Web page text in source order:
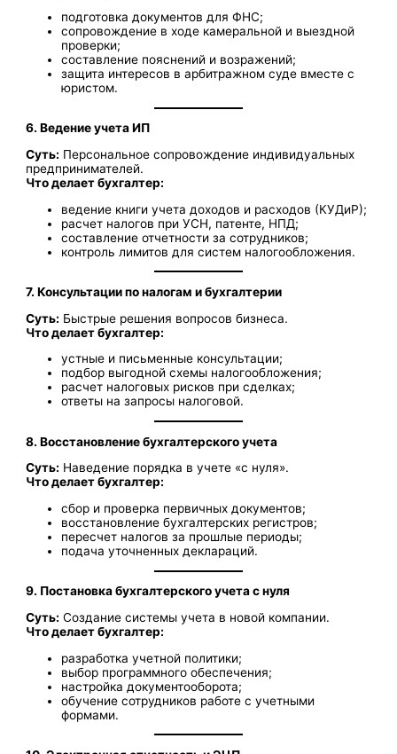
подготовка документов для ФНС;
сопровождение в ходе камеральной и выездной
проверки;
составление пояснений и возражений;
защита интересов в арбитражном суде вместе с
юристом.
6. Ведение учета ИП
Суть: Персональное сопровождение индивидуальных
предпринимателей.
Что делает бухгалтер:
ведение книги учета доходов и расходов (КУДиР);
расчет налогов при УСН, патенте, НПД;
составление отчетности за сотрудников;
контроль лимитов для систем налогообложения.
7. Консультации по налогам и бухгалтерии
Суть: Быстрые решения вопросов бизнеса.
Что делает бухгалтер:
устные и письменные консультации;
подбор выгодной схемы налогообложения;
расчет налоговых рисков при сделках;
ответы на запросы налоговой.
8. Восстановление бухгалтерского учета
Суть: Наведение порядка в учете «с нуля».
Что делает бухгалтер:
сбор и проверка первичных документов;
восстановление бухгалтерских регистров;
пересчет налогов за прошлые периоды;
подача уточненных деклараций.
9. Постановка бухгалтерского учета с нуля
Суть: Создание системы учета в новой компании.
Что делает бухгалтер:
разработка учетной политики;
выбор программного обеспечения;
настройка документооборота;
обучение сотрудников работе с учетными
формами.